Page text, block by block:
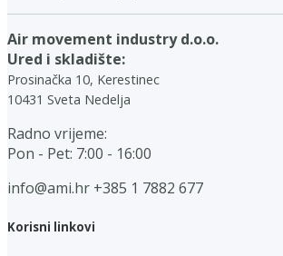
Air movement industry d.o.o.
Ured i skladište:
Prosinačka 10, Kerestinec
10431 Sveta Nedelja
Radno vrijeme:
Pon - Pet: 7:00 - 16:00
info@ami.hr +385 1 7882 677
Korisni linkovi